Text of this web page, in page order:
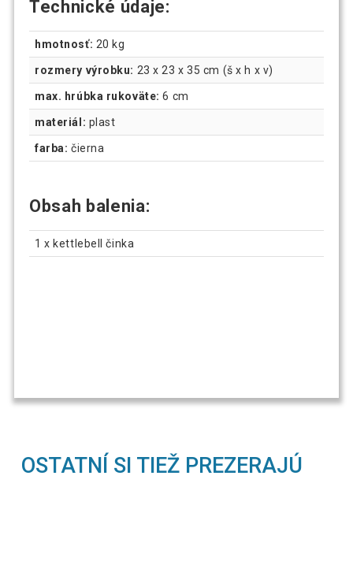
Technické údaje:
hmotnosť: 20 kg
rozmery výrobku: 23 x 23 x 35 cm (š x h x v)
max. hrúbka rukoväte: 6 cm
materiál: plast
farba: čierna
Obsah balenia:
1 x kettlebell činka
OSTATNÍ SI TIEŽ PREZERAJÚ